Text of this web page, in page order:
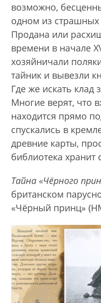
возможно,
одном из
Продана или
времени в начале
хозяйничали
тайник и вывезли
Где же искать клад
Многие верят, что
находится прямо
спускались в
древние карты,
библиотека хранит
Тайна «Чёрного
британском
«Чёрный принц»